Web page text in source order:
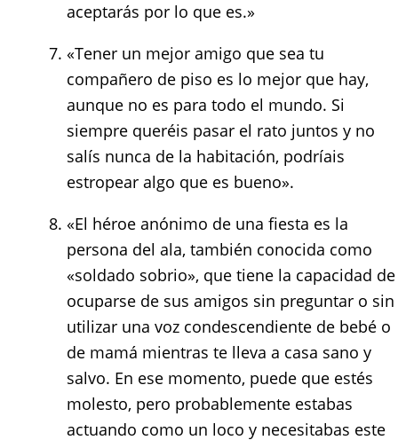
aceptarás por lo que es.»
«Tener un mejor amigo que sea tu
compañero de piso es lo mejor que hay,
aunque no es para todo el mundo. Si
siempre queréis pasar el rato juntos y no
salís nunca de la habitación, podríais
estropear algo que es bueno».
«El héroe anónimo de una fiesta es la
persona del ala, también conocida como
«soldado sobrio», que tiene la capacidad de
ocuparse de sus amigos sin preguntar o sin
utilizar una voz condescendiente de bebé o
de mamá mientras te lleva a casa sano y
salvo. En ese momento, puede que estés
molesto, pero probablemente estabas
actuando como un loco y necesitabas este